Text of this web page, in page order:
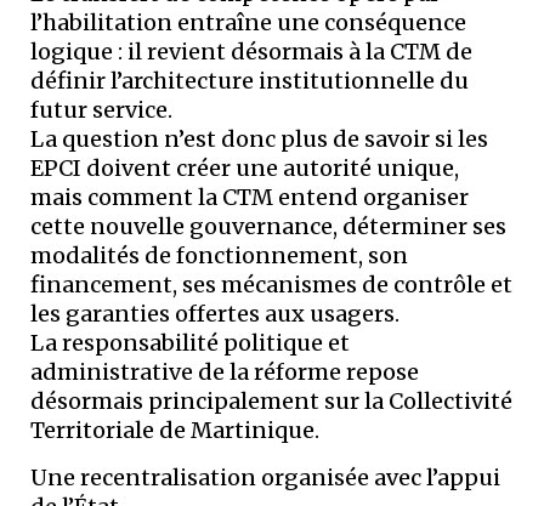
l’habilitation entraîne une conséquence
logique : il revient désormais à la CTM de
définir l’architecture institutionnelle du
futur service.
La question n’est donc plus de savoir si les
EPCI doivent créer une autorité unique,
mais comment la CTM entend organiser
cette nouvelle gouvernance, déterminer ses
modalités de fonctionnement, son
financement, ses mécanismes de contrôle et
les garanties offertes aux usagers.
La responsabilité politique et
administrative de la réforme repose
désormais principalement sur la Collectivité
Territoriale de Martinique.
Une recentralisation organisée avec l’appui